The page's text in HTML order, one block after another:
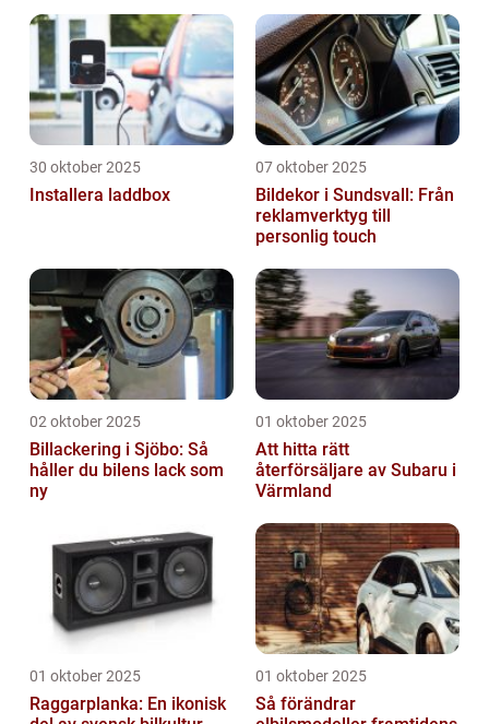
30 oktober 2025
Installera laddbox
07 oktober 2025
Bildekor i Sundsvall: Från
reklamverktyg till
personlig touch
02 oktober 2025
Billackering i Sjöbo: Så
håller du bilens lack som
ny
01 oktober 2025
Att hitta rätt
återförsäljare av Subaru i
Värmland
01 oktober 2025
Raggarplanka: En ikonisk
01 oktober 2025
Så förändrar